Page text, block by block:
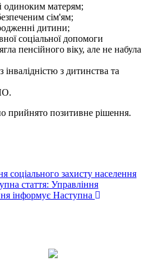
матерям;
сім'ям;
дитини;
соціальної допомоги
пенсійного віку, але не набула
з дитинства та
прийнято позитивне рішення.
соціального захисту населення
стаття: Управління
інформує Наступна